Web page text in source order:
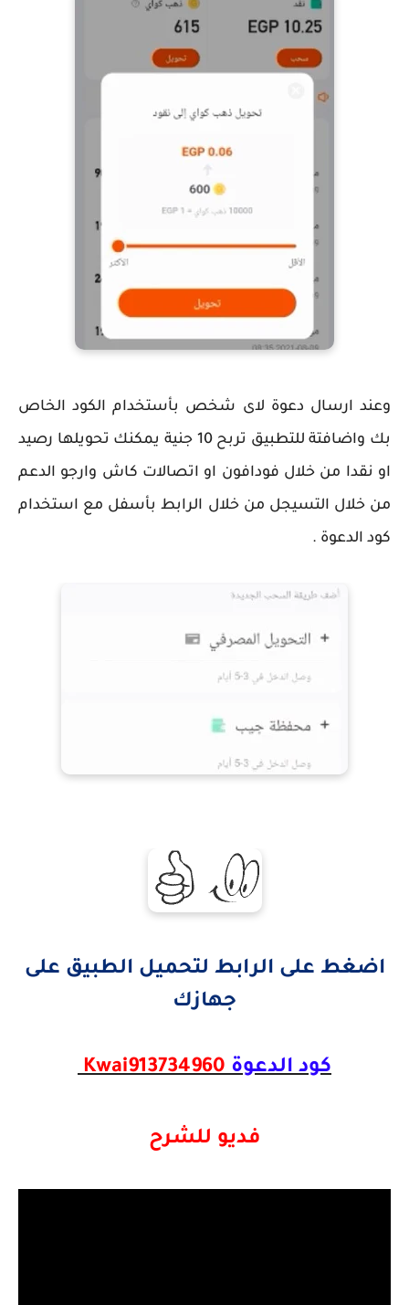
وعند ارسال دعوة لاى شخص بأستخدام الكود الخاص
بك واضافتة للتطبيق تربح 10 جنية يمكنك تحويلها رصيد
او نقدا من خلال فودافون او اتصالات كاش وارجو الدعم
من خلال التسيجل من خلال الرابط بأسفل مع استخدام
كود الدعوة .
اضغط على الرابط لتحميل الطبيق على
جهازك
كود الدعوةKwai913734960
فديو للشرح